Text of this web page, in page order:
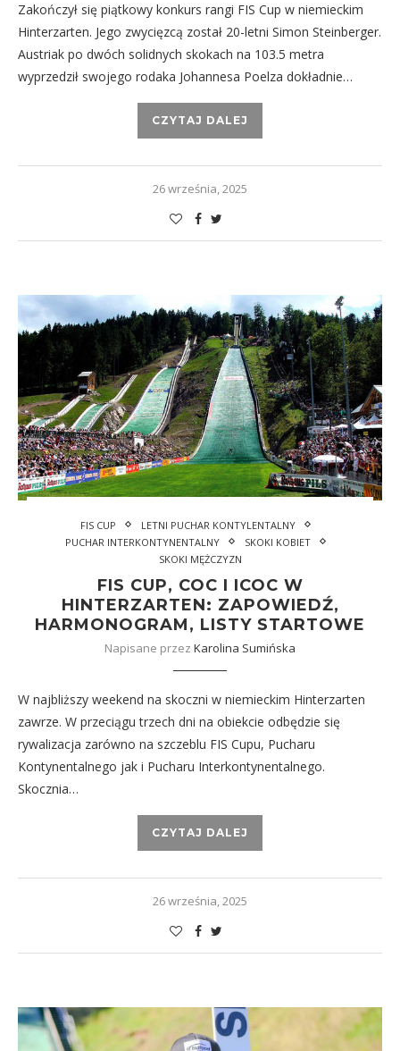
Zakończył się piątkowy konkurs rangi FIS Cup w niemieckim
Hinterzarten. Jego zwycięzcą został 20-letni Simon Steinberger.
Austriak po dwóch solidnych skokach na 103.5 metra
wyprzedził swojego rodaka Johannesa Poelza dokładnie…
CZYTAJ DALEJ
26 września, 2025
FIS CUP
LETNI PUCHAR KONTYLENTALNY
PUCHAR INTERKONTYNENTALNY
SKOKI KOBIET
SKOKI MĘŻCZYZN
FIS CUP, COC I ICOC W
HINTERZARTEN: ZAPOWIEDŹ,
HARMONOGRAM, LISTY STARTOWE
Napisane przez Karolina Sumińska
W najbliższy weekend na skoczni w niemieckim Hinterzarten
zawrze. W przeciągu trzech dni na obiekcie odbędzie się
rywalizacja zarówno na szczeblu FIS Cupu, Pucharu
Kontynentalnego jak i Pucharu Interkontynentalnego.
Skocznia…
CZYTAJ DALEJ
26 września, 2025